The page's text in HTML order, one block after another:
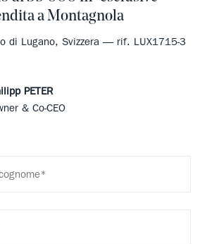
a Montagnola
di Lugano, Svizzera — rif. LUX1715-3
PETER
& Co-CEO